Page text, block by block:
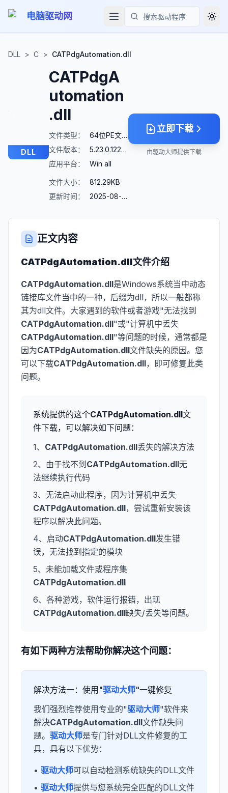
电脑驱动网
搜索
DLL > C > CATPdgAutomation.dll
DLL
CATPdgA
utomation
.dll
文件类型：
64位PE文件
文件版本：
5.23.0.12266
应用平台：
Win all
文件大小：
812.29KB
更新时间：
2025-08-23
立即下载
由驱动大师提供下载
正文内容
CATPdgAutomation.dll文件介绍
CATPdgAutomation.dll是Windows系统当中动态
链接库文件当中的一种，后缀为dll，所以一般都称
其为dll文件。大家遇到的软件或者游戏"无法找到
CATPdgAutomation.dll"或"计算机中丢失
CATPdgAutomation.dll"等问题的时候，通常都是
因为CATPdgAutomation.dll文件缺失的原因。您
可以下载CATPdgAutomation.dll，即可修复此类
问题。
系统提供的这个CATPdgAutomation.dll文
件下载，可以解决如下问题：
1、 CATPdgAutomation.dll丢失的解决方法
2、由于找不到 CATPdgAutomation.dll无
法继续执行代码
3、无法启动此程序，因为计算机中丢失
CATPdgAutomation.dll，尝试重新安装该
程序以解决此问题。
4、启动CATPdgAutomation.dll发生错
误，无法找到指定的模块
5、未能加载文件或程序集
CATPdgAutomation.dll
6、各种游戏，软件运行报错，出现
CATPdgAutomation.dll缺失/丢失等问题。
有如下两种方法帮助你解决这个问题：
解决方法一：使用"驱动大师"一键修复
我们强烈推荐使用专业的"驱动大师"软件来
解决CATPdgAutomation.dll文件缺失问
题。 驱动大师是专门针对DLL文件修复的工
具，具有以下优势：
• 驱动大师可以自动检测系统缺失的DLL文件
• 驱动大师提供与您系统完全匹配的DLL文件